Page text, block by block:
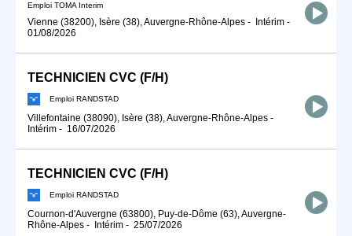
Emploi TOMA Interim
Vienne (38200), Isère (38), Auvergne-Rhône-Alpes - Intérim -
01/08/2026
TECHNICIEN CVC (F/H)
Emploi RANDSTAD
Villefontaine (38090), Isère (38), Auvergne-Rhône-Alpes -
Intérim - 16/07/2026
TECHNICIEN CVC (F/H)
Emploi RANDSTAD
Cournon-d'Auvergne (63800), Puy-de-Dôme (63), Auvergne-
Rhône-Alpes - Intérim - 25/07/2026